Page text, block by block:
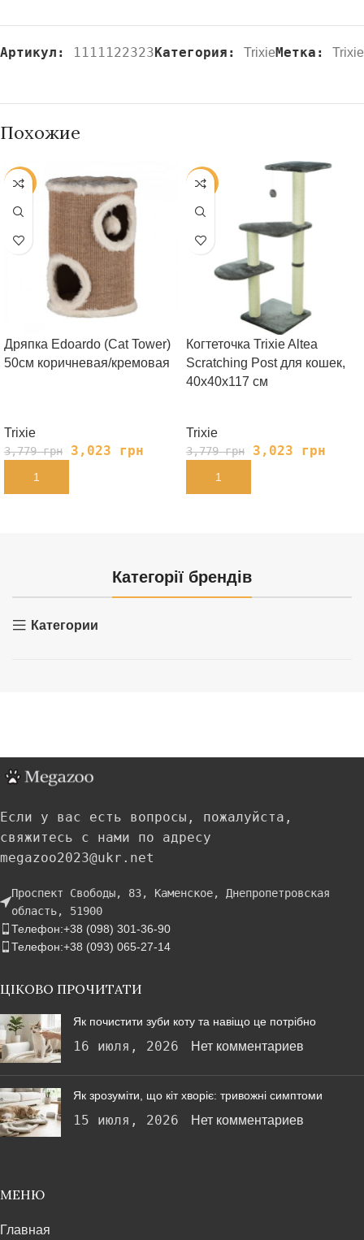
Артикул: 1111122323 Категория: TrixieМетка: Trixie
Похожие
-20%
Дряпка Edoardo (Cat Tower)
50см коричневая/кремовая
Trixie
3,779грн 3,023 грн
В КОРЗИНУ
-20%
Когтеточка Trixie Altea
Scratching Post для кошек,
40х40х117 см
Trixie
3,779грн 3,023 грн
В КОРЗИНУ
Категорії брендів
Категории
Если у вас есть вопросы, пожалуйста,
свяжитесь с нами по адресу
megazoo2023@ukr.net
Проспект Свободы, 83, Каменское, Днепропетровская
область, 51900
Телефон:+38 (098) 301-36-90
Телефон:+38 (093) 065-27-14
ЦІКОВО ПРОЧИТАТИ
Як почистити зуби коту та навіщо це потрібно
16 июля, 2026 Нет комментариев
Як зрозуміти, що кіт хворіє: тривожні симптоми
15 июля, 2026 Нет комментариев
МЕНЮ
Главная